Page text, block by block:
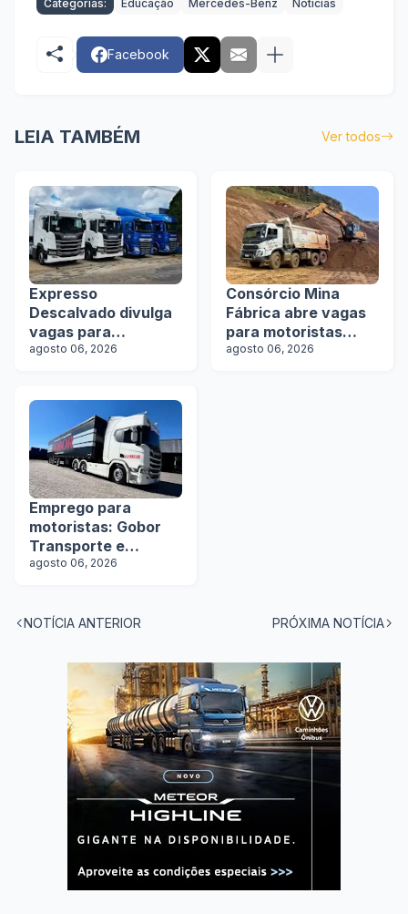
Categorias: Educação Mercedes-Benz Notícias
Facebook
LEIA TAMBÉM Ver todos
Expresso
Descalvado divulga
vagas para
motoristas
agosto 06, 2026
Consórcio Mina
Fábrica abre vagas
para motoristas
categoria D
agosto 06, 2026
Emprego para
motoristas: Gobor
Transporte e
Logística abre vagas
agosto 06, 2026
NOTÍCIA ANTERIOR PRÓXIMA NOTÍCIA